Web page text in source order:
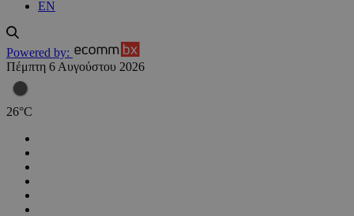
EN
Powered by:
Πέμπτη 6 Αυγούστου 2026
26°C